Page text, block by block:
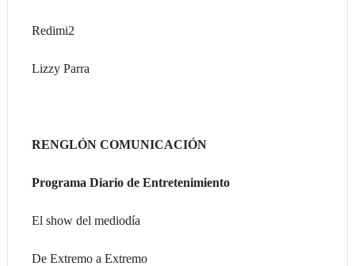
Redimi2
Lizzy Parra
RENGLÓN COMUNICACIÓN
Programa Diario de Entretenimiento
El show del mediodía
De Extremo a Extremo